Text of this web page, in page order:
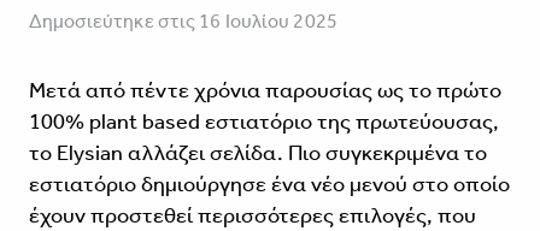
Δημοσιεύτηκε στις 16 Ιουλίου 2025
Μετά από πέντε χρόνια παρουσίας ως το πρώτο
100% plant based εστιατόριο της πρωτεύουσας,
το Elysian αλλάζει σελίδα. Πιο συγκεκριμένα το
εστιατόριο δημιούργησε ένα νέο μενού στο οποίο
έχουν προστεθεί περισσότερες επιλογές, που